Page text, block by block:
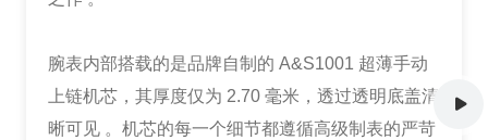
腕表内部搭载的是品牌自制的 A&S1001 超薄手动
上链机芯，其厚度仅为 2.70 毫米，透过透明底盖清
晰可见 。机芯的每一个细节都遵循高级制表的严苛